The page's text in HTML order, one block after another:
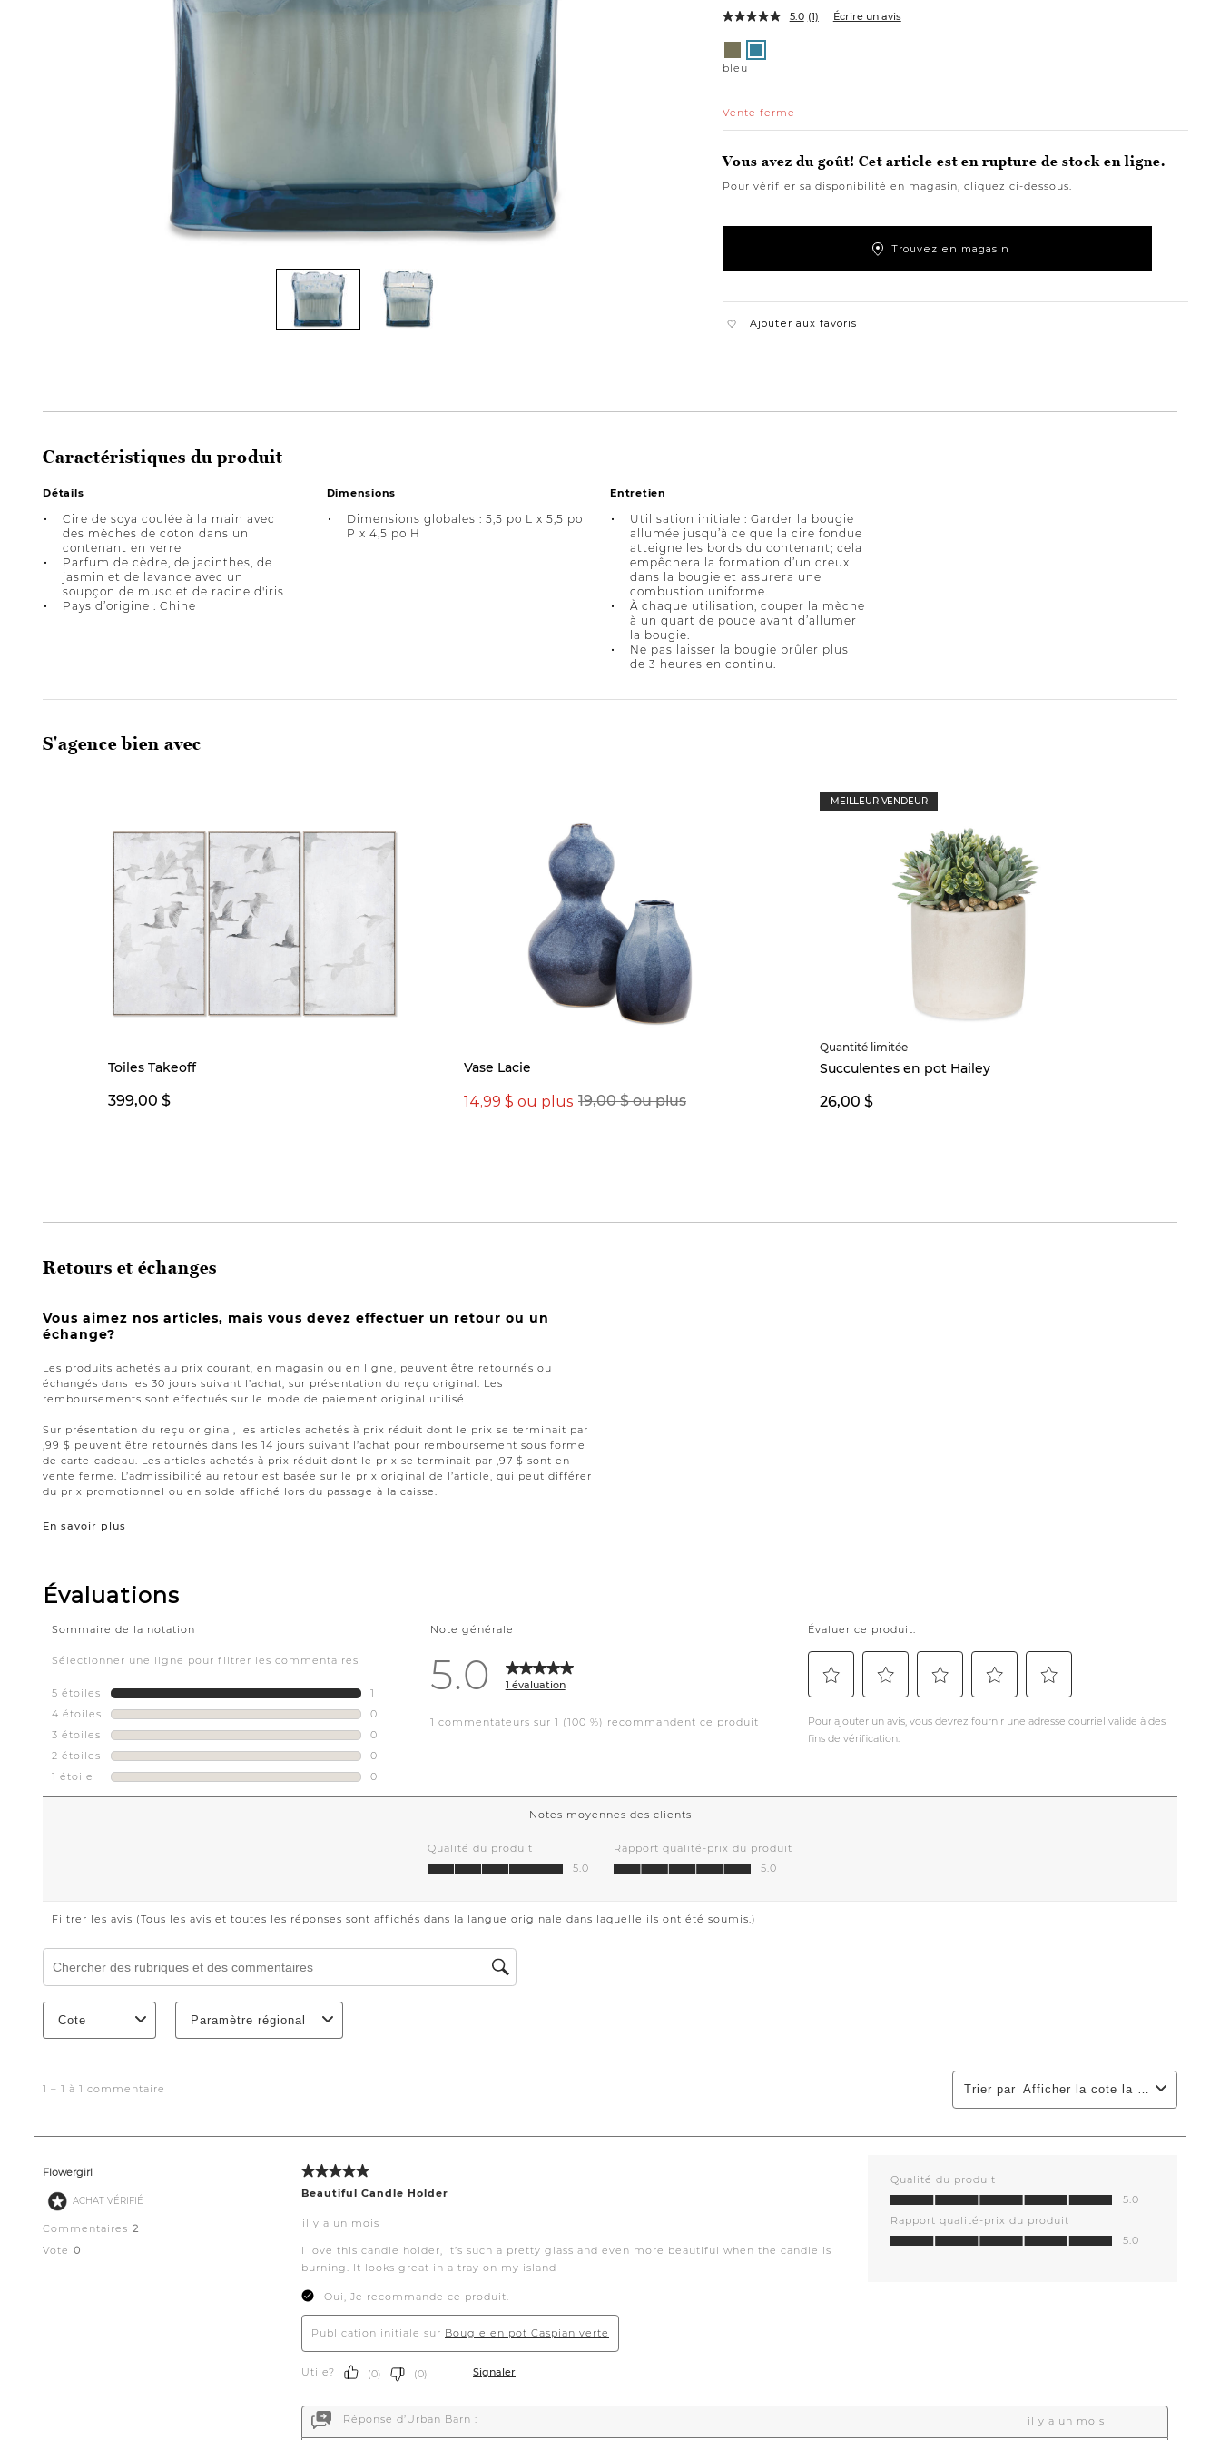
5.0 (1) Écrire un avis
Variations
bleu
Vente ferme
Vous avez du goût! Cet article est en rupture de stock en ligne.
Pour vérifier sa disponibilité en magasin, cliquez ci-dessous.
Trouvez en magasin
Ajouter aux favoris
Caractéristiques du produit
Détails
Cire de soya coulée à la main avec
des mèches de coton dans un
contenant en verre
Parfum de cèdre, de jacinthes, de
jasmin et de lavande avec un
soupçon de musc et de racine d'iris
Pays d’origine : Chine
Dimensions
Dimensions globales : 5,5 po L x 5,5 po
P x 4,5 po H
Entretien
Utilisation initiale : Garder la bougie
allumée jusqu’à ce que la cire fondue
atteigne les bords du contenant; cela
empêchera la formation d’un creux
dans la bougie et assurera une
combustion uniforme.
À chaque utilisation, couper la mèche
à un quart de pouce avant d’allumer
la bougie.
Ne pas laisser la bougie brûler plus
de 3 heures en continu.
S'agence bien avec
Toiles Takeoff
399,00 $
Vase Lacie
19,00 $ ou plus
14,99 $ ou plus
MEILLEUR VENDEUR
Quantité limitée
Succulentes en pot Hailey
26,00 $
Retours et échanges
Vous aimez nos articles, mais vous devez effectuer un retour ou un
échange?
Les produits achetés au prix courant, en magasin ou en ligne, peuvent être retournés ou
échangés dans les 30 jours suivant l’achat, sur présentation du reçu original. Les
remboursements sont effectués sur le mode de paiement original utilisé.
Sur présentation du reçu original, les articles achetés à prix réduit dont le prix se terminait par
,99 $ peuvent être retournés dans les 14 jours suivant l’achat pour remboursement sous forme
de carte-cadeau. Les articles achetés à prix réduit dont le prix se terminait par ,97 $ sont en
vente ferme. L’admissibilité au retour est basée sur le prix original de l’article, qui peut différer
du prix promotionnel ou en solde affiché lors du passage à la caisse.
En savoir plus